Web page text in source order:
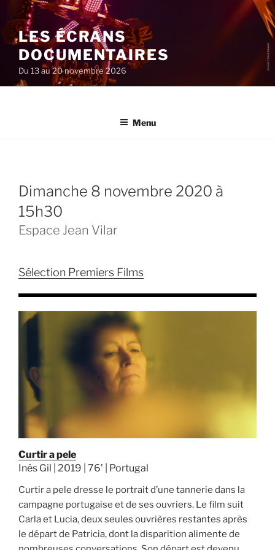
au
contenu
principal
LES ÉCRANS
DOCUMENTAIRES
Du 13 au 20 novembre 2026
Menu
dimanche 8 novembre 2020 à
15h30
Espace Jean Vilar
Sélection Premiers Films
Curtir a pele
Inês Gil | 2019 | 76’ | Portugal
Curtir a pele dresse le portrait d’une tannerie dans la
campagne portugaise et de ses ouvriers. Le film suit
Carla et Lucia, deux seules ouvrières restantes après
le départ de Patricia, dont la disparition alimente de